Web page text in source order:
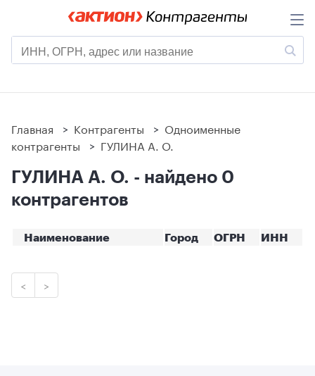
Главная > Контрагенты > Одноименные
контрагенты > ГУЛИНА А. О.
ГУЛИНА А. О. - найдено 0
контрагентов
Наименование Город ОГРН ИНН
< >